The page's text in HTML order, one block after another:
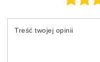
Treść twojej opinii